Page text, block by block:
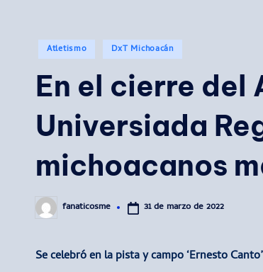
Publicado
en
Atletismo DxT Michoacán
En el cierre del
Universiada
michoacanos
Publicado
por
fanaticosme 31 de marzo de 2022
Se celebró en la pista y campo ‘Ernesto Canto’